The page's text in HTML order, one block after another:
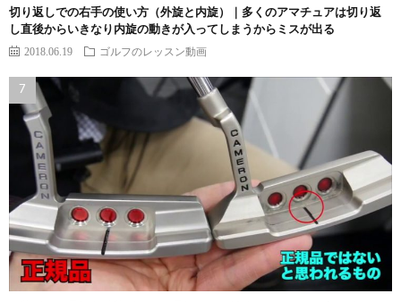
切り返しでの右手の使い方（外旋と内旋）｜多くのアマチュアは切り返
し直後からいきなり内旋の動きが入ってしまうからミスが出る
2018.06.19 ゴルフのレッスン動画